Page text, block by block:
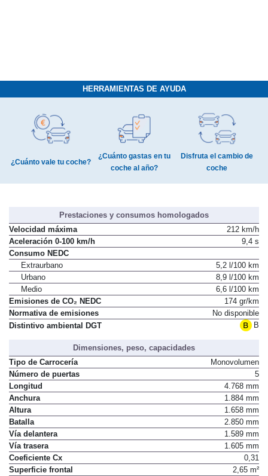
HERRAMIENTAS DE AYUDA
¿Cuánto vale tu coche?
¿Cuánto gastas en tu
coche al año?
Disfruta el cambio de
coche
Prestaciones y consumos homologados
Velocidad máxima
212 km/h
Aceleración 0-100 km/h
9,4 s
Consumo NEDC
Extraurbano
5,2 l/100 km
Urbano
8,9 l/100 km
Medio
6,6 l/100 km
Emisiones de CO₂ NEDC
174 gr/km
Normativa de emisiones
No disponible
Distintivo ambiental DGT
B
Dimensiones, peso, capacidades
Tipo de Carrocería
Monovolumen
Número de puertas
5
Longitud
4.768 mm
Anchura
1.884 mm
Altura
1.658 mm
Batalla
2.850 mm
Vía delantera
1.589 mm
Vía trasera
1.605 mm
Coeficiente Cx
0,31
Superficie frontal
2,65 m²